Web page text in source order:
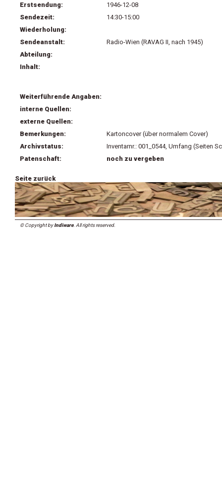
Erstsendung:
1946-12-08
Sendezeit:
14:30-15:00
Wiederholung:
Sendeanstalt:
Radio-Wien (RAVAG II, nach 1945)
Abteilung:
Inhalt:
Weiterführende Angaben:
interne Quellen:
externe Quellen:
Bemerkungen:
Kartoncover (über normalem Cover)
Archivstatus:
Inventarnr.: 001_0544, Umfang (Seiten
Patenschaft:
noch zu vergeben
Seite zurück
© Copyright byIndiware. All rights reserved.